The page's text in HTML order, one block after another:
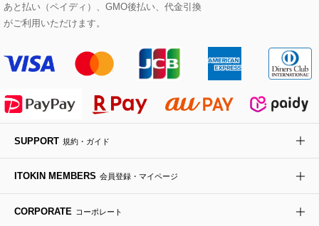
Maison de CINQ
MK MICHEL KLEIN BAG
HIROKO KOSHINO
セットアップワンピース
ステンカラーコート
ライダースジャケット
デニムジャケット
ダウンジャケット・コート
ヘアアクセサリー
ハンカチ・バンダナ
手袋
チャーム・ストラップ
ブローチ・コサージュ
ボストンバッグ
バックパック・リュック
ボディバッグ・メッセンジャーバッグ
トラベルバッグ
スニーカー
フラットシューズ
ローファー
ドレスシューズ
ローズ
カサブランカ・カラー
ラナンキュラス
ポプリアレンジ＆フレグランス
あと払い（ペイディ）、GMO後払い、代金引換
がご利用いただけます。
SUPPORT 規約・ガイド
ITOKIN MEMBERS 会員登録・マイページ
CORPORATE コーポレート